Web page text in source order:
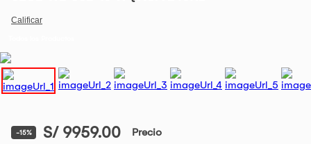
-15% S/ 9959.00 Precio